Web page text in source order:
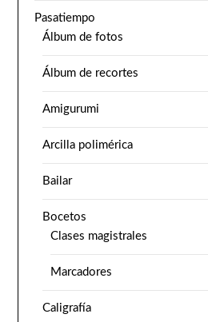
Pasatiempo
Álbum de fotos
Álbum de recortes
Amigurumi
Arcilla polimérica
Bailar
Bocetos
Clases magistrales
Marcadores
Caligrafía